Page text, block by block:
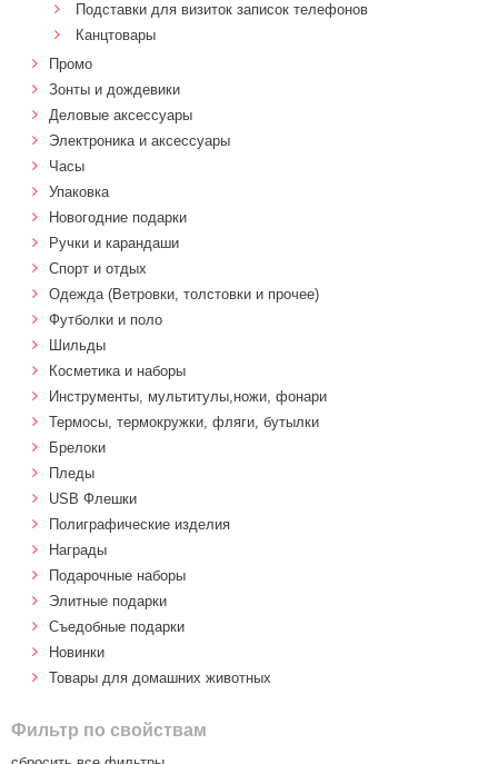
Подставки для визиток записок телефонов
Канцтовары
Промо
Зонты и дождевики
Деловые аксессуары
Электроника и аксессуары
Часы
Упаковка
Новогодние подарки
Ручки и карандаши
Спорт и отдых
Одежда (Ветровки, толстовки и прочее)
Футболки и поло
Шильды
Косметика и наборы
Инструменты, мультитулы,ножи, фонари
Термосы, термокружки, фляги, бутылки
Брелоки
Пледы
USB Флешки
Полиграфические изделия
Награды
Подарочные наборы
Элитные подарки
Cъедобные подарки
Новинки
Товары для домашних животных
Фильтр по свойствам